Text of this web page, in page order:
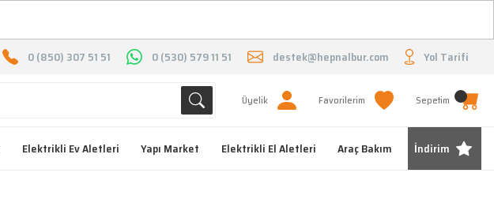
0 (850) 307 51 51 0 (530) 579 11 51 destek@hepnalbur.com Yol Tarifi
Üyelik Favorilerim Sepetim
Elektrikli Ev Aletleri Yapı Market Elektrikli El Aletleri Araç Bakım İndirim